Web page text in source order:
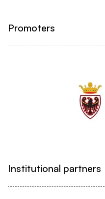
Promoters
Institutional partners